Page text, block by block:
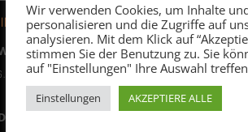
kommt Clara IV?
MAI 2016
Sache mit Clara
Wir verwenden Cookies, um Inhalte
personalisieren und die Zugriffe auf
analysieren. Mit dem Klick auf
stimmen Sie der Benutzung zu. Sie
auf "Einstellungen" Ihre Auswahl
Einstellungen AKZEPTIERE ALLE